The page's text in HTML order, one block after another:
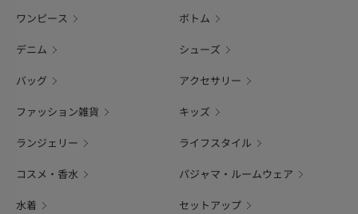
ワンピース ボトム
デニム シューズ
バッグ アクセサリー
ファッション雑貨 キッズ
ランジェリー ライフスタイル
コスメ・香水 パジャマ・ルームウェア
水着 セットアップ